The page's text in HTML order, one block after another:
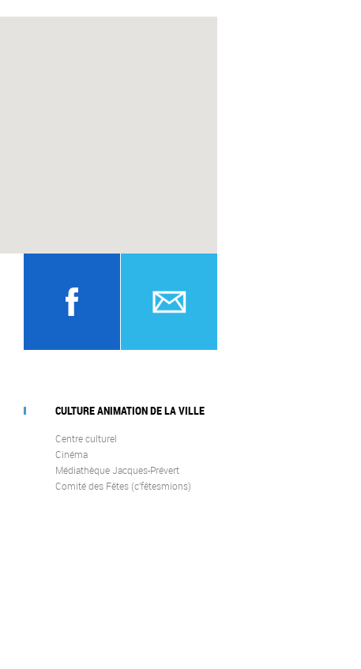
CULTURE ANIMATION DE LA VILLE
Centre culturel
Cinéma
Médiathèque Jacques-Prévert
Comité des Fêtes (c’fêtesmions)